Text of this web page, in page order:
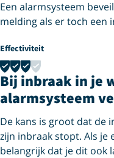
Een alarmsysteem
melding als er toch een
Effectiviteit
3 van 4
Bij inbraak in je
alarmsysteem
De kans is groot dat de
zijn inbraak stopt. Als je
belangrijk dat je dit ook